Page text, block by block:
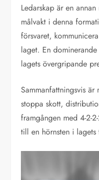
Ledarskap är en
målvakt i denna
försvaret,
laget. En
lagets övergripande
Sammanfattningsvis
stoppa skott,
framgången med 4-2-
till en hörnsten i lagets